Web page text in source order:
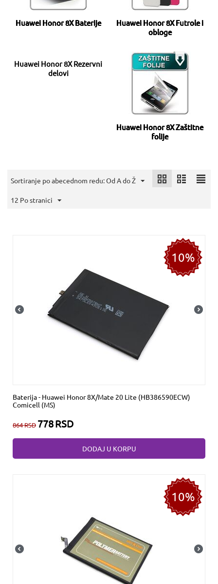
Huawei Honor 8X Baterije
Huawei Honor 8X Futrole i
obloge
Huawei Honor 8X Rezervni
delovi
Huawei Honor 8X Zaštitne
folije
Sortiranje po abecednom redu: Od A do Ž
12 Po stranici
10%
Baterija - Huawei Honor 8X/Mate 20 Lite (HB386590ECW)
Comicell (MS)
864RSD 778RSD
DODAJ U KORPU
10%